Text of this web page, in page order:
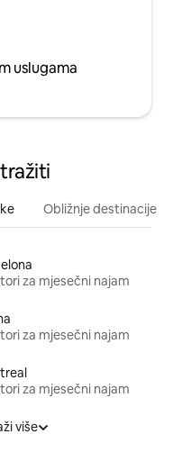
uslugama
Obližnje destinacije
za mjesečni najam
za mjesečni najam
za mjesečni najam
više